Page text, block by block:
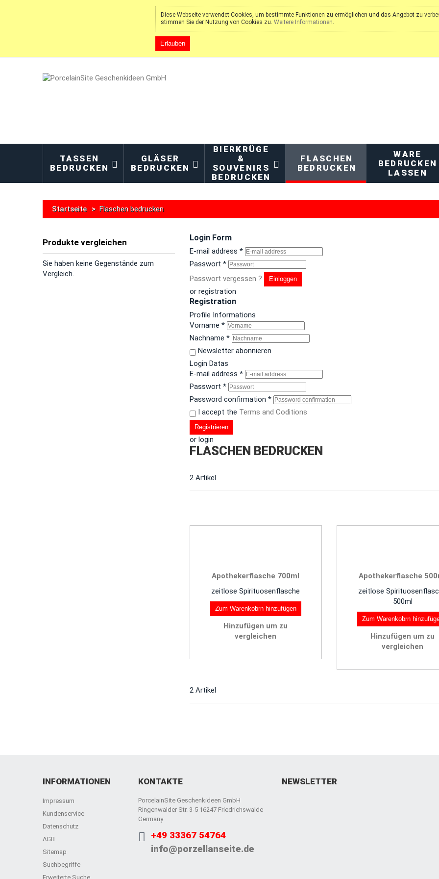
Diese Webseite verwendet Cookies, um bestimmte Funktionen zu ermöglichen und das Angebot zu
stimmen Sie der Nutzung von Cookies zu. Weitere Informationen.
Erlauben
TASSEN
BEDRUCKEN
GLÄSER
BEDRUCKEN
BIERKRÜGE
&
SOUVENIRS
BEDRUCKEN
FLASCHEN
BEDRUCKEN
WARE
BEDRUCKEN
LASSEN
Startseite > Flaschen bedrucken
Login Form
E-mail address *
Passwort *
Passwort vergessen ?
Einloggen
or registration
Registration
Profile Informations
Vorname *
Nachname *
Newsletter abonnieren
Login Datas
E-mail address *
Passwort *
Password confirmation *
I accept the Terms and Coditions
Registrieren
or login
FLASCHEN BEDRUCKEN
2 Artikel
Apothekerflasche 700ml
zeitlose Spirituosenflasche
Zum Warenkobrn hinzufügen
Hinzufügen um zu
vergleichen
Apothekerflasche
zeitlose
500ml
Zum Warenkobrn
Hinzufügen um zu
vergleichen
2 Artikel
Produkte vergleichen
Sie haben keine Gegenstände zum
Vergleich.
INFORMATIONEN
Impressum
Kundenservice
Datenschutz
AGB
Sitemap
Suchbegriffe
Erweiterte Suche
KONTAKTE
PorcelainSite Geschenkideen GmbH
Ringenwalder Str. 3-5 16247 Friedrichswalde
Germany
+49 33367 54764
info@porzellanseite.de
NEWSLETTER